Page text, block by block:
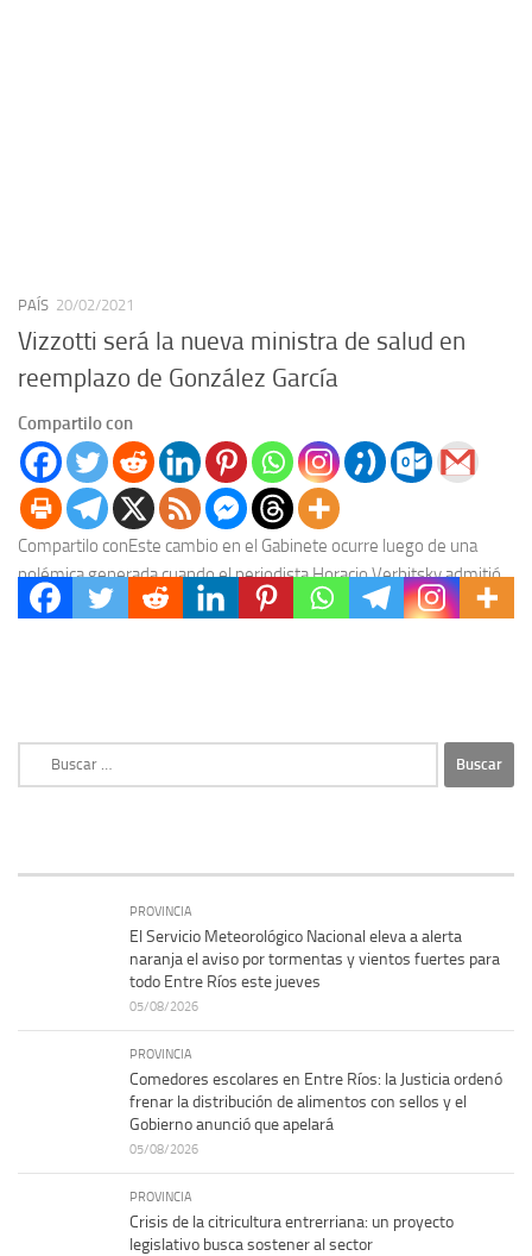
PAÍS 20/02/2021
Vizzotti será la nueva ministra de salud en
reemplazo de González García
Compartilo con
Compartilo conEste cambio en el Gabinete ocurre luego de una
polémica generada cuando el periodista Horacio Verbitsky admitió
públicamente que se le aplicó una vacuna...
PROVINCIA
El Servicio Meteorológico Nacional eleva a alerta
naranja el aviso por tormentas y vientos fuertes para
todo Entre Ríos este jueves
05/08/2026
PROVINCIA
Comedores escolares en Entre Ríos: la Justicia ordenó
frenar la distribución de alimentos con sellos y el
Gobierno anunció que apelará
05/08/2026
PROVINCIA
Crisis de la citricultura entrerriana: un proyecto
legislativo busca sostener al sector